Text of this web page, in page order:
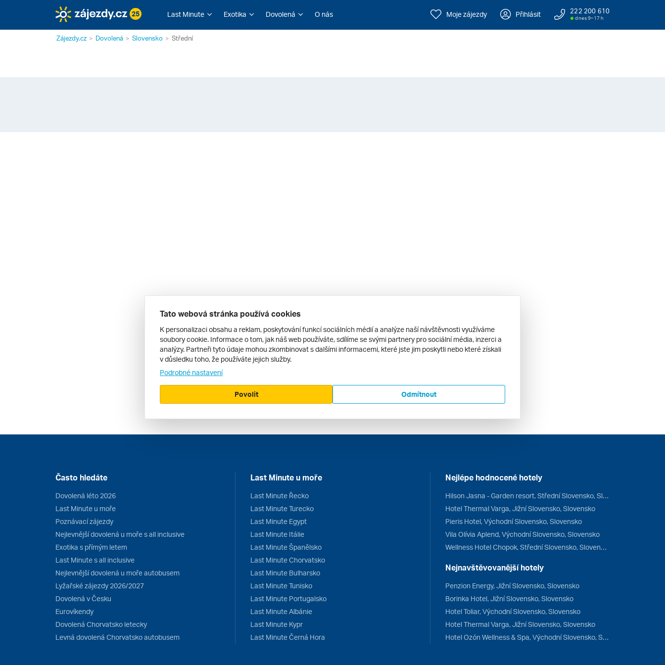
25 Last Minute Exotika Dovolená O nás Moje zájezdy Přihlásit 222 200 610
dnes 9–17 h
Zájezdy.cz Dovolená Slovensko Střední
Často hledáte
Dovolená léto 2026
Last Minute u moře
Poznávací zájezdy
Nejlevnější dovolená u moře s all inclusive
Exotika s přímým letem
Last Minute s all inclusive
Nejlevnější dovolená u moře autobusem
Lyžařské zájezdy 2026/2027
Dovolená v Česku
Eurovíkendy
Dovolená Chorvatsko letecky
Levná dovolená Chorvatsko autobusem
Last Minute u moře
Last Minute Řecko
Last Minute Turecko
Last Minute Egypt
Last Minute Itálie
Last Minute Španělsko
Last Minute Chorvatsko
Last Minute Bulharsko
Last Minute Tunisko
Last Minute Portugalsko
Last Minute Albánie
Last Minute Kypr
Last Minute Černá Hora
Nejlépe hodnocené hotely
Hilson Jasna - Garden resort, Střední Slovensko, Slovensko
Hotel Thermal Varga, Jižní Slovensko, Slovensko
Pieris Hotel, Východní Slovensko, Slovensko
Vila Olívia Aplend, Východní Slovensko, Slovensko
Wellness Hotel Chopok, Střední Slovensko, Slovensko
Nejnavštěvovanější hotely
Penzion Energy, Jižní Slovensko, Slovensko
Borinka Hotel, Jižní Slovensko, Slovensko
Hotel Toliar, Východní Slovensko, Slovensko
Hotel Thermal Varga, Jižní Slovensko, Slovensko
Hotel Ozón Wellness & Spa, Východní Slovensko, Slovensko
Tato webová stránka používá cookies
K personalizaci obsahu a reklam, poskytování funkcí sociálních médií a analýze naší návštěvnosti využíváme
soubory cookie. Informace o tom, jak náš web používáte, sdílíme se svými partnery pro sociální média, inzerci a
analýzy. Partneři tyto údaje mohou zkombinovat s dalšími informacemi, které jste jim poskytli nebo které získali
v důsledku toho, že používáte jejich služby.
Podrobné nastavení
Odmítnout
Povolit